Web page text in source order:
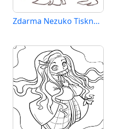
Zdarma Nezuko Tisknutelná